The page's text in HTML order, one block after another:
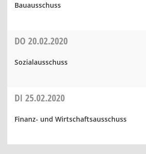
Bauausschuss
DO 20.02.2020
Sozialausschuss
DI 25.02.2020
Finanz- und Wirtschaftsausschuss